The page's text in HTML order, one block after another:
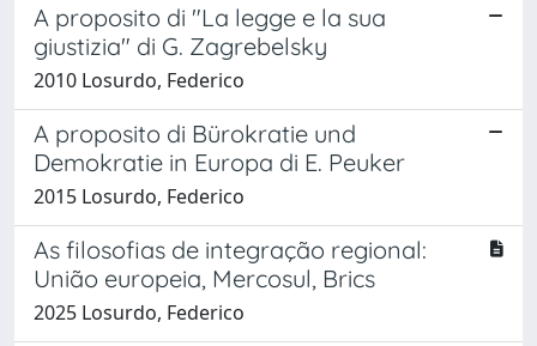
A proposito di "La legge e la sua
giustizia" di G. Zagrebelsky
2010 Losurdo, Federico
A proposito di Bürokratie und
Demokratie in Europa di E. Peuker
2015 Losurdo, Federico
As filosofias de integração regional:
União europeia, Mercosul, Brics
2025 Losurdo, Federico